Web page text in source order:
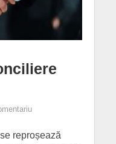
reproșează